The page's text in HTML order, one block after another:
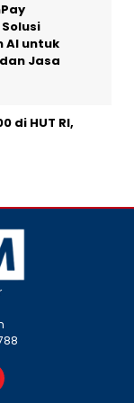
AI untuk
Jasa
di HUT RI,